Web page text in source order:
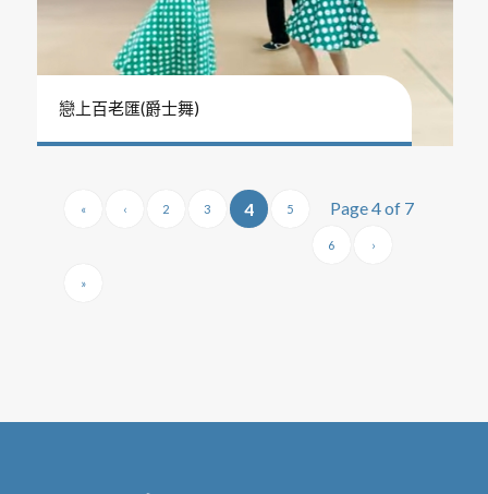
戀上百老匯(爵士舞)
Page 4 of 7
« ‹ 2 3 4 5
6 ›
»